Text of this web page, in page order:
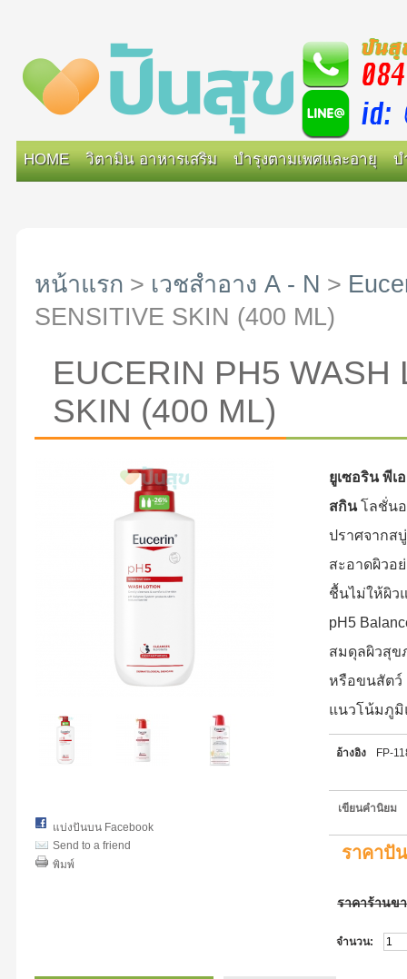
HOME วิตามิน อาหารเสริม บำรุงตามเพศและอายุ บ
หน้าแรก > เวชสำอาง A - N >
SENSITIVE SKIN (400 ML)
EUCERIN PH5
SKIN (400 ML)
แบ่งปันบน Facebook
Send to a friend
พิมพ์
ยูเซอริน พี
สกินโลชั่น
ปราศจากส
สะอาดผิวอ
ชื้นไม่ให้ผิว
pH5
สมดุลผิวสุข
หรือขนสัตว์
แนวโน้มภูมิ
อ้างอิง FP-
เขียนคำนิยม
ราคาปั
ราคาร้านข
จำนวน: